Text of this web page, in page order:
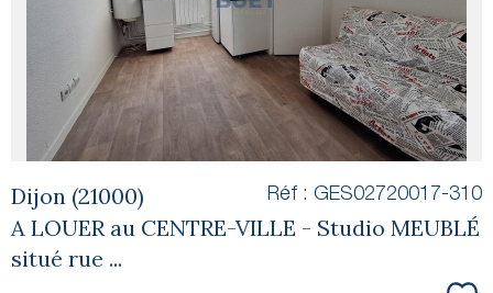
bien
Dijon (21000)
A LOUER au CENTRE-VILLE - Studio MEUBLÉ
situé rue ...
Réf : GES02720017-310